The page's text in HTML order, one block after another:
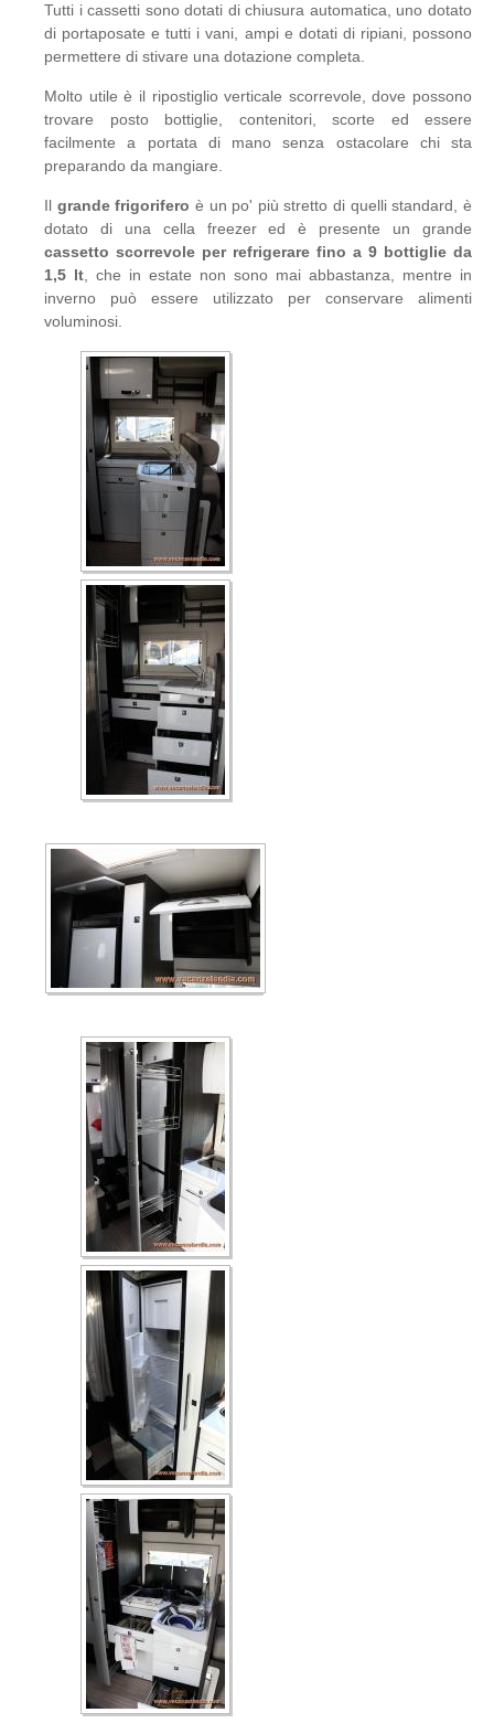
Tutti i cassetti sono dotati di chiusura automatica, uno dotato
di portaposate e tutti i vani, ampi e dotati di ripiani, possono
permettere di stivare una dotazione completa.
Molto utile è il ripostiglio verticale scorrevole, dove possono
trovare posto bottiglie, contenitori, scorte ed essere
facilmente a portata di mano senza ostacolare chi sta
preparando da mangiare.
Il grande frigorifero è un po' più stretto di quelli standard, è
dotato di una cella freezer ed è presente un grande
cassetto scorrevole per refrigerare fino a 9 bottiglie da
1,5 lt, che in estate non sono mai abbastanza, mentre in
inverno può essere utilizzato per conservare alimenti
voluminosi.